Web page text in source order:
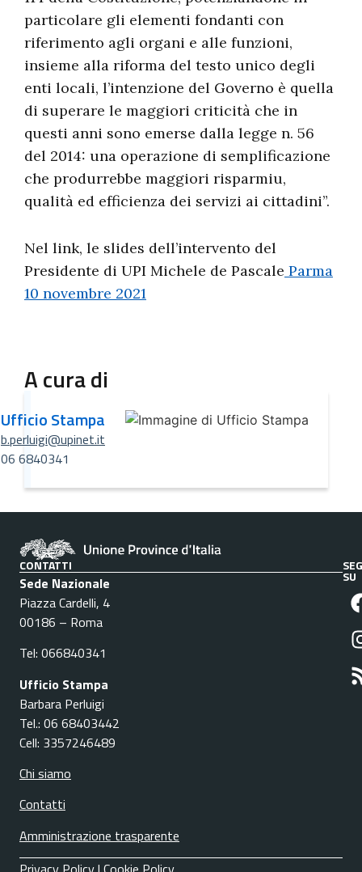
particolare gli elementi fondanti con
riferimento agli organi e alle funzioni,
insieme alla riforma del testo unico degli
enti locali, l’intenzione del Governo è quella
di superare le maggiori criticità che in
questi anni sono emerse dalla legge n. 56
del 2014: una operazione di semplificazione
che produrrebbe maggiori risparmiu,
qualità ed efficienza dei servizi ai cittadini”.
Nel link, le slides dell’intervento del
Presidente di UPI Michele de Pascale Parma
10 novembre 2021
A cura di
Ufficio Stampa
b.perluigi@upinet.it
06 6840341
CONTATTI
Sede Nazionale
Piazza Cardelli, 4
00186 – Roma
Tel: 066840341
Ufficio Stampa
Barbara Perluigi
Tel.: 06 68403442
Cell: 3357246489
Chi siamo
Contatti
Amministrazione trasparente
SU